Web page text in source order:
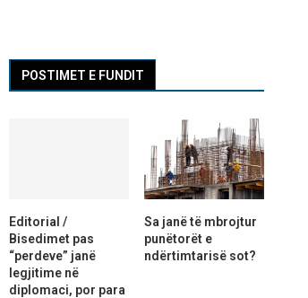
POSTIMET E FUNDIT
Editorial /
Bisedimet pas
“perdeve” janë
legjitime në
diplomaci, por para
Sa janë të mbrojtur
punëtorët e
ndërtimtarisë sot?